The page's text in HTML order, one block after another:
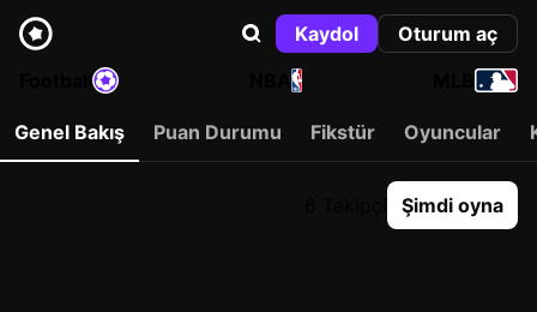
Kaydol
Oturum aç
NBA
Genel Bakış Puan Durumu Fikstür Oyuncular
Şimdi oyna